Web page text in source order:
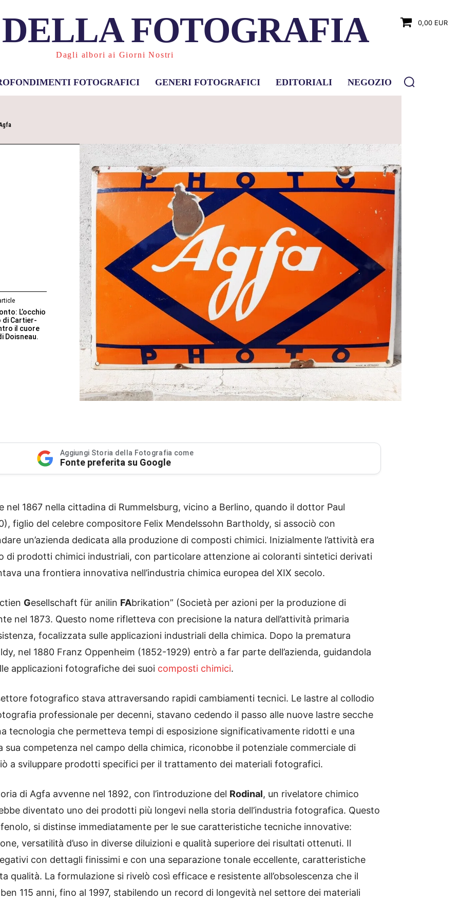
FOTOGRAFIA
Dagli albori ai Giorni Nostri
0,00 EUR
FOTOGRAFICI GENERI FOTOGRAFICI EDITORIALI NEGOZIO
L’occhio
di Cartier-
il cuore
Doisneau.
Aggiungi Storia della Fotografia come
Fonte preferita su Google
1867 nella cittadina di Rummelsburg, vicino a Berlino, quando il dottor Paul
figlio del celebre compositore Felix Mendelssohn Bartholdy, si associò con
un’azienda dedicata alla produzione di composti chimici. Inizialmente l’attività era
di prodotti chimici industriali, con particolare attenzione ai coloranti sintetici derivati
una frontiera innovativa nell’industria chimica europea del XIX secolo.
ctien Gesellschaft für anilin FAbrikation” (Società per azioni per la produzione di
nel 1873. Questo nome rifletteva con precisione la natura dell’attività primaria
focalizzata sulle applicazioni industriali della chimica. Dopo la prematura
nel 1880 Franz Oppenheim (1852-1929) entrò a far parte dell’azienda, guidandola
applicazioni fotografiche dei suoi composti chimici.
fotografico stava attraversando rapidi cambiamenti tecnici. Le lastre al collodio
professionale per decenni, stavano cedendo il passo alle nuove lastre secche
tecnologia che permetteva tempi di esposizione significativamente ridotti e una
sua competenza nel campo della chimica, riconobbe il potenziale commerciale di
a sviluppare prodotti specifici per il trattamento dei materiali fotografici.
di Agfa avvenne nel 1892, con l’introduzione del Rodinal, un rivelatore chimico
diventato uno dei prodotti più longevi nella storia dell’industria fotografica. Questo
si distinse immediatamente per le sue caratteristiche tecniche innovative:
versatilità d’uso in diverse diluizioni e qualità superiore dei risultati ottenuti. Il
con dettagli finissimi e con una separazione tonale eccellente, caratteristiche
qualità. La formulazione si rivelò così efficace e resistente all’obsolescenza che il
115 anni, fino al 1997, stabilendo un record di longevità nel settore dei materiali